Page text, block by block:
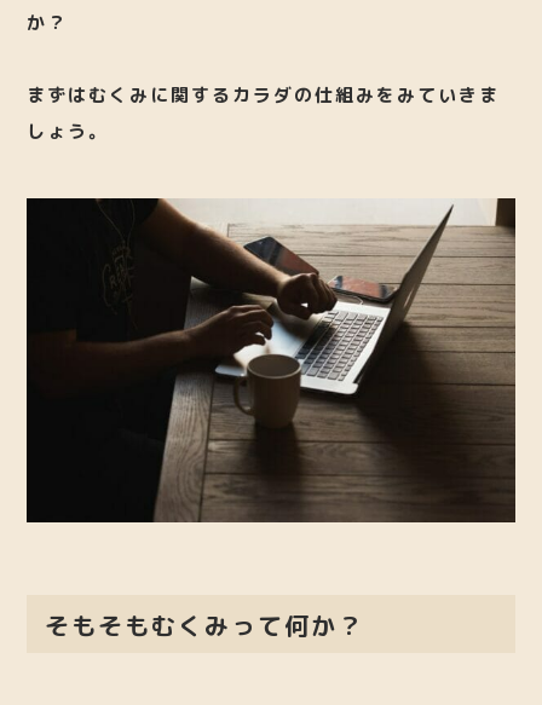
か？
まずはむくみに関するカラダの仕組みをみていきま
しょう。
そもそもむくみって何か？